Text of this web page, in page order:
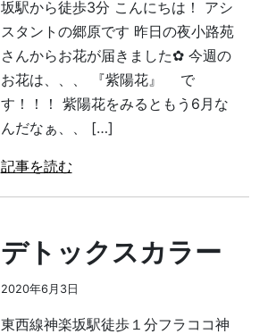
坂駅から徒歩3分 こんにちは！ アシ
スタントの郷原です 昨日の夜小路苑
さんからお花が届きました✿ 今週の
お花は、、、 『紫陽花』 で
す！！！ 紫陽花をみるともう6月な
んだなぁ、、 […]
記事を読む
デトックスカラー
2020年6月3日
東西線神楽坂駅徒歩１分フラココ神